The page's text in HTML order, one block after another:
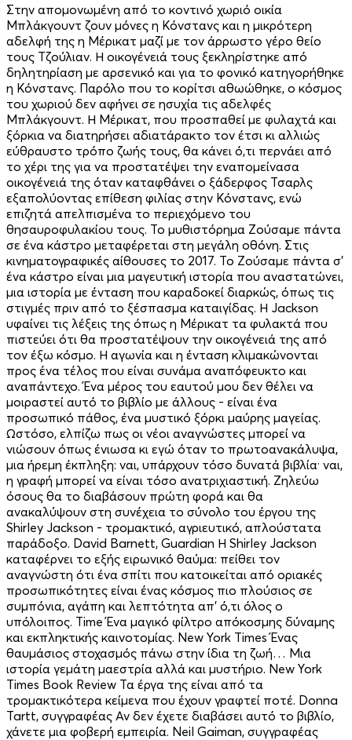
Στην απομονωμένη από το κοντινό χωριό οικία
Μπλάκγουντ ζουν μόνες η Κόνστανς και η μικρότερη
αδελφή της η Μέρικατ μαζί με τον άρρωστο γέρο θείο
τους Τζούλιαν. Η οικογένειά τους ξεκληρίστηκε από
δηλητηρίαση με αρσενικό και για το φονικό κατηγορήθηκε
η Κόνστανς. Παρόλο που το κορίτσι αθωώθηκε, ο κόσμος
του χωριού δεν αφήνει σε ησυχία τις αδελφές
Μπλάκγουντ. Η Μέρικατ, που προσπαθεί με φυλαχτά και
ξόρκια να διατηρήσει αδιατάρακτο τον έτσι κι αλλιώς
εύθραυστο τρόπο ζωής τους, θα κάνει ό,τι περνάει από
το χέρι της για να προστατέψει την εναπομείνασα
οικογένειά της όταν καταφθάνει ο ξάδερφος Τσαρλς
εξαπολύοντας επίθεση φιλίας στην Κόνστανς, ενώ
επιζητά απελπισμένα το περιεχόμενο του
θησαυροφυλακίου τους. Το μυθιστόρημα Ζούσαμε πάντα
σε ένα κάστρο μεταφέρεται στη μεγάλη οθόνη. Στις
κινηματογραφικές αίθουσες το 2017. Το Ζούσαμε πάντα σ’
ένα κάστρο είναι μια μαγευτική ιστορία που αναστατώνει,
μια ιστορία με ένταση που καραδοκεί διαρκώς, όπως τις
στιγμές πριν από το ξέσπασμα καταιγίδας. Η Jackson
υφαίνει τις λέξεις της όπως η Μέρικατ τα φυλακτά που
πιστεύει ότι θα προστατέψουν την οικογένειά της από
τον έξω κόσμο. Η αγωνία και η ένταση κλιμακώνονται
προς ένα τέλος που είναι συνάμα αναπόφευκτο και
αναπάντεχο. Ένα μέρος του εαυτού μου δεν θέλει να
μοιραστεί αυτό το βιβλίο με άλλους - είναι ένα
προσωπικό πάθος, ένα μυστικό ξόρκι μαύρης μαγείας.
Ωστόσο, ελπίζω πως οι νέοι αναγνώστες μπορεί να
νιώσουν όπως ένιωσα κι εγώ όταν το πρωτοανακάλυψα,
μια ήρεμη έκπληξη: ναι, υπάρχουν τόσο δυνατά βιβλία· ναι,
η γραφή μπορεί να είναι τόσο ανατριχιαστική. Ζηλεύω
όσους θα το διαβάσουν πρώτη φορά και θα
ανακαλύψουν στη συνέχεια το σύνολο του έργου της
Shirley Jackson - τρομακτικό, αγριευτικό, απλούστατα
παράδοξο. David Barnett, Guardian Η Shirley Jackson
καταφέρνει το εξής ειρωνικό θαύμα: πείθει τον
αναγνώστη ότι ένα σπίτι που κατοικείται από οριακές
προσωπικότητες είναι ένας κόσμος πιο πλούσιος σε
συμπόνια, αγάπη και λεπτότητα απ’ ό,τι όλος ο
υπόλοιπος. Time Ένα μαγικό φίλτρο απόκοσμης δύναμης
και εκπληκτικής καινοτομίας. New York Times Ένας
θαυμάσιος στοχασμός πάνω στην ίδια τη ζωή… Μια
ιστορία γεμάτη μαεστρία αλλά και μυστήριο. New York
Times Book Review Τα έργα της είναι από τα
τρομακτικότερα κείμενα που έχουν γραφτεί ποτέ. Donna
Tartt, συγγραφέας Αν δεν έχετε διαβάσει αυτό το βιβλίο,
χάνετε μια φοβερή εμπειρία. Neil Gaiman, συγγραφέας